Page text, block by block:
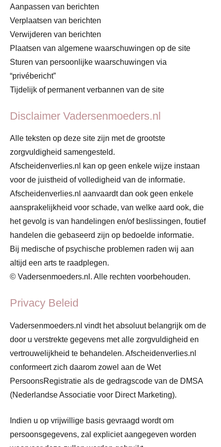
Aanpassen van berichten
Verplaatsen van berichten
Verwijderen van berichten
Plaatsen van algemene waarschuwingen op de site
Sturen van persoonlijke waarschuwingen via
“privébericht”
Tijdelijk of permanent verbannen van de site
Disclaimer Vadersenmoeders.nl
Alle teksten op deze site zijn met de grootste
zorgvuldigheid samengesteld.
Afscheidenverlies.nl kan op geen enkele wijze instaan
voor de juistheid of volledigheid van de informatie.
Afscheidenverlies.nl aanvaardt dan ook geen enkele
aansprakelijkheid voor schade, van welke aard ook, die
het gevolg is van handelingen en/of beslissingen, foutief
handelen die gebaseerd zijn op bedoelde informatie.
Bij medische of psychische problemen raden wij aan
altijd een arts te raadplegen.
© Vadersenmoeders.nl. Alle rechten voorbehouden.
Privacy Beleid
Vadersenmoeders.nl vindt het absoluut belangrijk om de
door u verstrekte gegevens met alle zorgvuldigheid en
vertrouwelijkheid te behandelen. Afscheidenverlies.nl
conformeert zich daarom zowel aan de Wet
PersoonsRegistratie als de gedragscode van de DMSA
(Nederlandse Associatie voor Direct Marketing).
Indien u op vrijwillige basis gevraagd wordt om
persoonsgegevens, zal expliciet aangegeven worden